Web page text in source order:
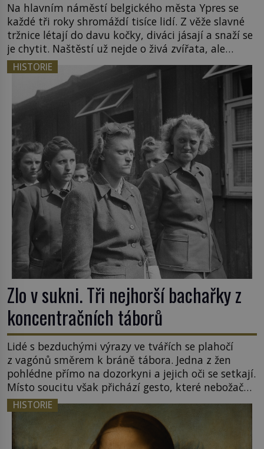
Na hlavním náměstí belgického města Ypres se
každé tři roky shromáždí tisíce lidí. Z věže slavné
tržnice létají do davu kočky, diváci jásají a snaží se
je chytit. Naštěstí už nejde o živá zvířata, ale
jenom o plyšové suvenýry. Kdysi to ale bylo jinak.
Tato veselá podívaná připomíná jeden z
nejpodivnějších a zároveň nejkrutějších zvyků […]
HISTORIE
Zlo v sukni. Tři nejhorší bachařky z
koncentračních táborů
Lidé s bezduchými výrazy ve tvářích se plahočí
z vagónů směrem k bráně tábora. Jedna z žen
pohlédne přímo na dozorkyni a jejich oči se setkají.
Místo soucitu však přichází gesto, které nebožačku
posílá rovnou do plynové komory. Jména jako
Rudolf Höss (1901–1947), Josef Mengele (1911–
1979) či Heinrich Himmler (1900–1945) zná každý,
o koho se historie jen otřela. Jenže […]
HISTORIE